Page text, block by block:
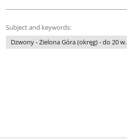
Subject and keywords:
Dzwony - Zielona Góra (okręg) - do 20 w.